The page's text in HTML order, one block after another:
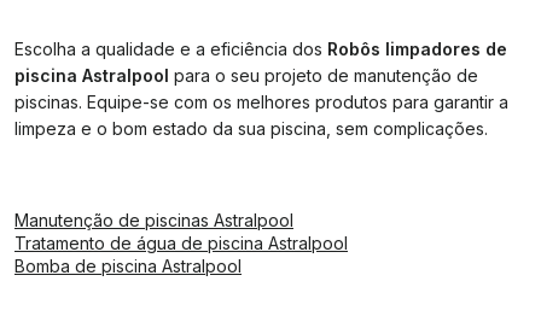
Escolha a qualidade e a eficiência dos Robôs limpadores de
piscina Astralpool para o seu projeto de manutenção de
piscinas. Equipe-se com os melhores produtos para garantir a
limpeza e o bom estado da sua piscina, sem complicações.
Manutenção de piscinas Astralpool
Tratamento de água de piscina Astralpool
Bomba de piscina Astralpool